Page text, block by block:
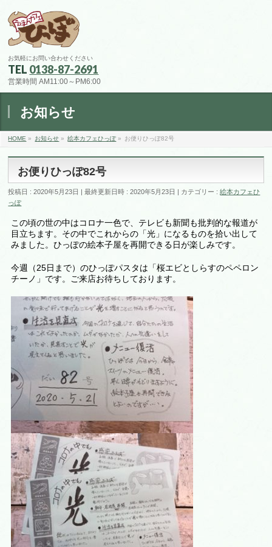
お気軽にお問い合わせください
TEL 0138-87-2691
営業時間 AM11:00～PM6:00
お知らせ
HOME » お知らせ » 絵本カフェひっぽ» お便りひっぽ82号
お便りひっぽ82号
投稿日 : 2020年5月23日 最終更新日時 : 2020年5月23日 カテゴリー :絵本カフェひ
っぽ
この頃の世の中はコロナ一色で、テレビも新聞も批判的な報道が
目立ちます。その中でこれからの「光」になるものを拾い出して
みました。ひっぽの絵本子屋を再開できる日が楽しみです。
今週（25日まで）のひっぽパスタは「桜エビとしらすのペペロン
チーノ」です。ご来店お待ちしております。